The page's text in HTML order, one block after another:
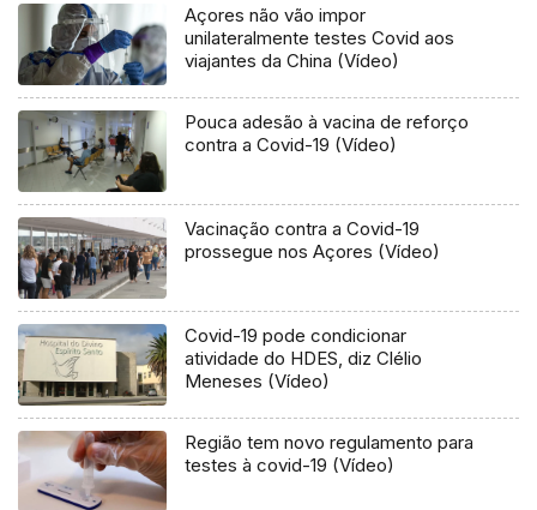
Açores não vão impor
unilateralmente testes Covid aos
viajantes da China (Vídeo)
Pouca adesão à vacina de reforço
contra a Covid-19 (Vídeo)
Vacinação contra a Covid-19
prossegue nos Açores (Vídeo)
Covid-19 pode condicionar
atividade do HDES, diz Clélio
Meneses (Vídeo)
Região tem novo regulamento para
testes à covid-19 (Vídeo)